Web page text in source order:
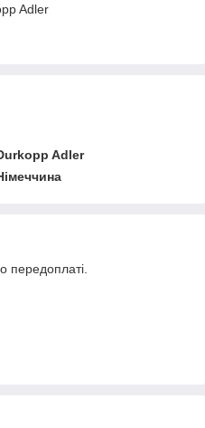
Adler
Adler
передоплаті.